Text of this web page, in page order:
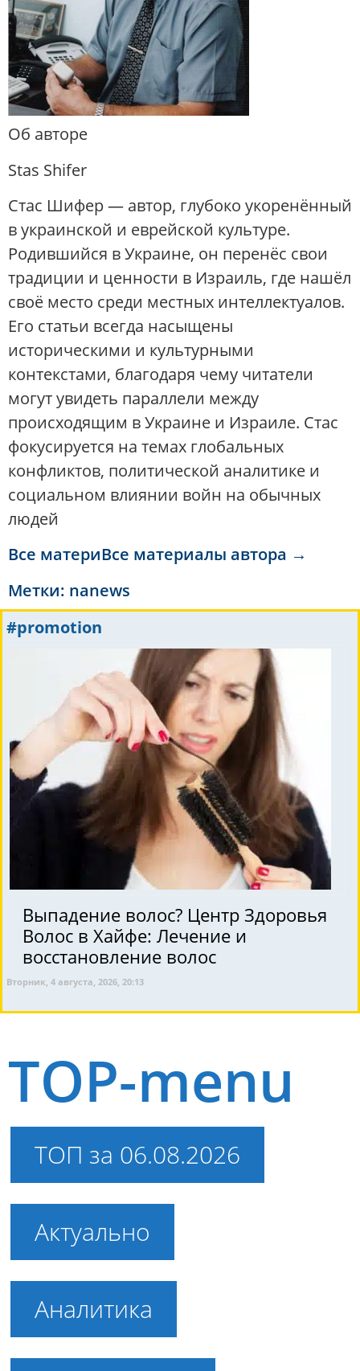
Об авторе
Stas Shifer
Стас Шифер — автор, глубоко укоренённый
в украинской и еврейской культуре.
Родившийся в Украине, он перенёс свои
традиции и ценности в Израиль, где нашёл
своё место среди местных интеллектуалов.
Его статьи всегда насыщены
историческими и культурными
контекстами, благодаря чему читатели
могут увидеть параллели между
происходящим в Украине и Израиле. Стас
фокусируется на темах глобальных
конфликтов, политической аналитике и
социальном влиянии войн на обычных
людей
Все материВсе материалы автора →
Метки: nanews
#promotion
Выпадение волос? Центр Здоровья
Волос в Хайфе: Лечение и
восстановление волос
Вторник, 4 августа, 2026, 20:13
TOP-menu
ТОП за 06.08.2026
Актуально
Аналитика